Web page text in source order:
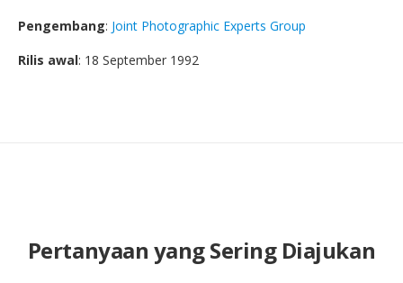
Pengembang: Joint Photographic Experts Group
Rilis awal: 18 September 1992
Pertanyaan yang Sering Diajukan